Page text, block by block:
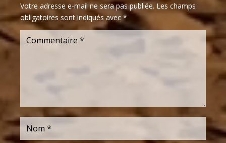
Votre adresse e-mail ne sera pas publiée. Les champs
obligatoires sont indiqués avec *